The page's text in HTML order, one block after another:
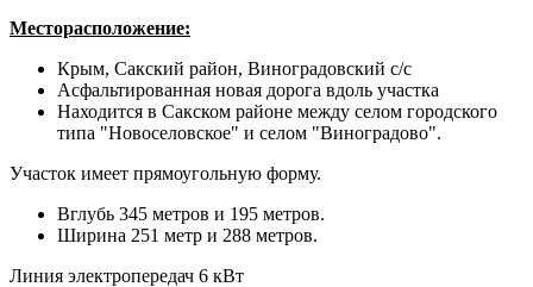
Месторасположение:
Крым, Сакский район, Виноградовский с/с
Асфальтированная новая дорога вдоль участка
Находится в Сакском районе между селом городского
типа "Новоселовское" и селом "Виноградово".
Участок имеет прямоугольную форму.
Вглубь 345 метров и 195 метров.
Ширина 251 метр и 288 метров.
Линия электропередач 6 кВт